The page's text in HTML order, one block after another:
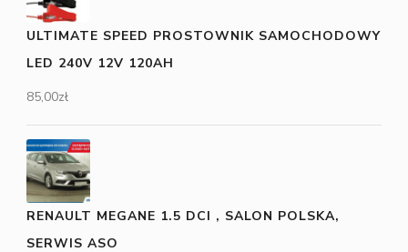
ULTIMATE SPEED PROSTOWNIK SAMOCHODOWY
LED 240V 12V 120AH
85,00zł
RENAULT MEGANE 1.5 DCI , SALON POLSKA,
SERWIS ASO